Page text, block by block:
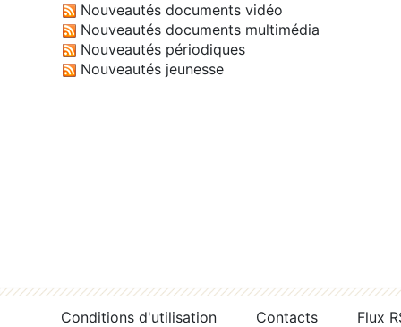
Nouveautés documents vidéo
Nouveautés documents multimédia
Nouveautés périodiques
Nouveautés jeunesse
Conditions d'utilisation Contacts
Flux